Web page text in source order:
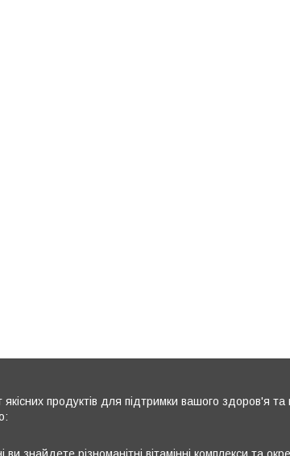
продуктів для підтримки вашого здоров'я
знайдете різноманітні вітамінні комплекси та